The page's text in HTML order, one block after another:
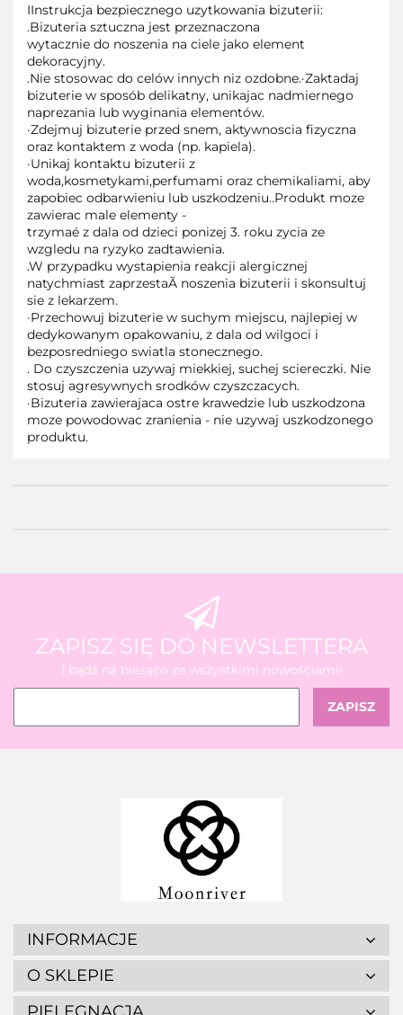
IInstrukcja bezpiecznego uzytkowania bizuterii:
.Bizuteria sztuczna jest przeznaczona
wytacznie do noszenia na ciele jako element
dekoracyjny.
.Nie stosowac do celów innych niz ozdobne.·Zaktadaj
bizuterie w sposób delikatny, unikajac nadmiernego
naprezania lub wyginania elementów.
·Zdejmuj bizuterie przed snem, aktywnoscia fizyczna
oraz kontaktem z woda (np. kapiela).
·Unikaj kontaktu bizuterii z
woda,kosmetykami,perfumami oraz chemikaliami, aby
zapobiec odbarwieniu lub uszkodzeniu..Produkt moze
zawierac male elementy -
trzymaé z dala od dzieci ponizej 3. roku zycia ze
wzgledu na ryzyko zadtawienia.
.W przypadku wystapienia reakcji alergicznej
natychmiast zaprzestaÃ noszenia bizuterii i skonsultuj
sie z lekarzem.
·Przechowuj bizuterie w suchym miejscu, najlepiej w
dedykowanym opakowaniu, z dala od wilgoci i
bezposredniego swiatla stonecznego.
. Do czyszczenia uzywaj miekkiej, suchej sciereczki. Nie
stosuj agresywnych srodków czyszczacych.
·Bizuteria zawierajaca ostre krawedzie lub uszkodzona
moze powodowac zranienia - nie uzywaj uszkodzonego
produktu.
ZAPISZ SIĘ DO NEWSLETTERA
I bądź na bieżąco ze wszystkimi nowościami!
INFORMACJE
O SKLEPIE